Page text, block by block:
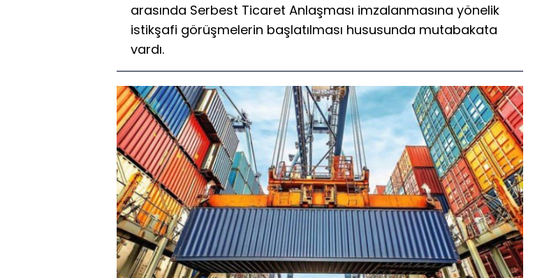
arasında Serbest Ticaret Anlaşması imzalanmasına yönelik
istikşafi görüşmelerin başlatılması hususunda mutabakata
vardı.